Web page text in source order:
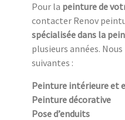
Pour la peinture de
contacter Renov
spécialisée dans la
plusieurs années.
suivantes :
Peinture intérieure et
Peinture décorative
Pose d’enduits